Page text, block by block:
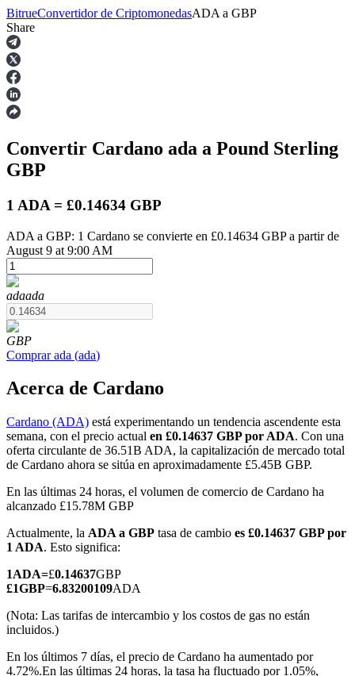
Futuros
Futuros del USDT
Futuros COIN-M
Futuros de criptomonedas
TradFi
Derivados de acciones, divisas, metales preciosos y materias
primas
BitrueConvertidor de CriptomonedasADA a GBP
Share
Convertir Cardano ada a Pound Sterling
GBP
1 ADA = £0.14634 GBP
ADA a GBP: 1 Cardano se convierte en £0.14634 GBP a partir de
August 9 at 9:00 AM
adaada
GBP
Comprar ada (ada)
Acerca de Cardano
Cardano (ADA) está experimentando un tendencia ascendente esta
semana, con el precio actual en £0.14637 GBP por ADA. Con una
oferta circulante de 36.51B ADA, la capitalización de mercado total
de Cardano ahora se sitúa en aproximadamente £5.45B GBP.
En las últimas 24 horas, el volumen de comercio de Cardano ha
alcanzado £15.78M GBP
Actualmente, la ADA a GBP tasa de cambio es £0.14637 GBP por
1 ADA. Esto significa:
1ADA=£0.14637GBP
£1GBP=6.83200109ADA
(Nota: Las tarifas de intercambio y los costos de gas no están
incluidos.)
En los últimos 7 días, el precio de Cardano ha aumentado por
4.72%.En las últimas 24 horas, la tasa ha fluctuado por 1.05%,